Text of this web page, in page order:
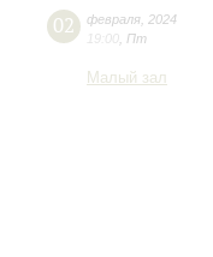
02 февраля 2024
19:00 Пт
Малый зал